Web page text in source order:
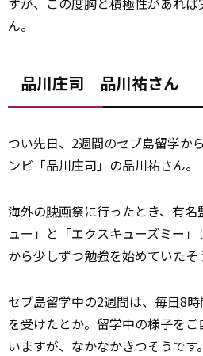
ん。
品川庄司 品川祐さん
つい先日、2週間のセブ島留学か
ンビ「品川庄司」の品川祐さん。
海外の映画祭に行ったとき、有
ュー」と「エクスキューズミー
から少しずつ勉強を始めていたそ
セブ島留学中の2週間は、 毎日8
を受けたとか。留学中の様子を
いますが、なかなかきつそうです。